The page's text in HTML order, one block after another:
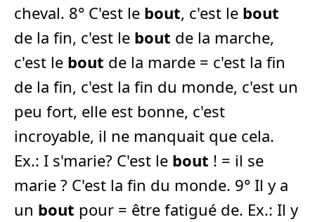
cheval. 8° C'est le bout, c'est le bout
de la fin, c'est le bout de la marche,
c'est le bout de la marde = c'est la fin
de la fin, c'est la fin du monde, c'est un
peu fort, elle est bonne, c'est
incroyable, il ne manquait que cela.
Ex.: I s'marie? C'est le bout ! = il se
marie ? C'est la fin du monde. 9° Il y a
un bout pour = être fatigué de. Ex.: Il y